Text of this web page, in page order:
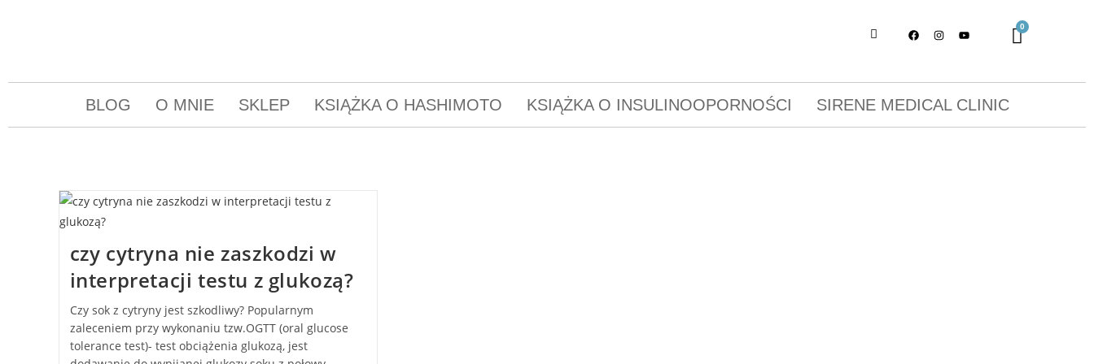
BLOG O MNIE SKLEP KSIĄŻKA O HASHIMOTO KSIĄŻKA O INSULINOOPORNOŚCI SIRENE MEDICAL CLINIC
czy cytryna nie zaszkodzi w
interpretacji testu z glukozą?
Czy sok z cytryny jest szkodliwy? Popularnym
zaleceniem przy wykonaniu tzw.OGTT (oral glucose
tolerance test)- test obciążenia glukozą, jest